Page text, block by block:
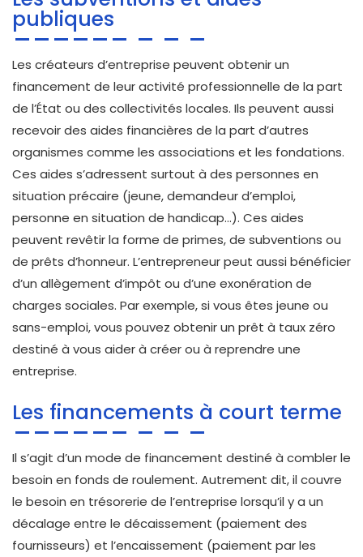
publiques
Les créateurs d’entreprise peuvent obtenir un
financement de leur activité professionnelle de la part
de l’État ou des collectivités locales. Ils peuvent aussi
recevoir des aides financières de la part d’autres
organismes comme les associations et les fondations.
Ces aides s’adressent surtout à des personnes en
situation précaire (jeune, demandeur d’emploi,
personne en situation de handicap…). Ces aides
peuvent revêtir la forme de primes, de subventions ou
de prêts d’honneur. L’entrepreneur peut aussi bénéficier
d’un allègement d’impôt ou d’une exonération de
charges sociales. Par exemple, si vous êtes jeune ou
sans-emploi, vous pouvez obtenir un prêt à taux zéro
destiné à vous aider à créer ou à reprendre une
entreprise.
Les financements à court terme
Il s’agit d’un mode de financement destiné à combler le
besoin en fonds de roulement. Autrement dit, il couvre
le besoin en trésorerie de l’entreprise lorsqu’il y a un
décalage entre le décaissement (paiement des
fournisseurs) et l’encaissement (paiement par les